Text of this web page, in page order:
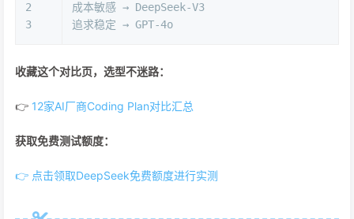
2
3
成本敏感 → DeepSeek-V3
追求稳定 → GPT-4o
收藏这个对比页，选型不迷路：
👉 12家AI厂商Coding Plan对比汇总
获取免费测试额度：
👉 点击领取DeepSeek免费额度进行实测